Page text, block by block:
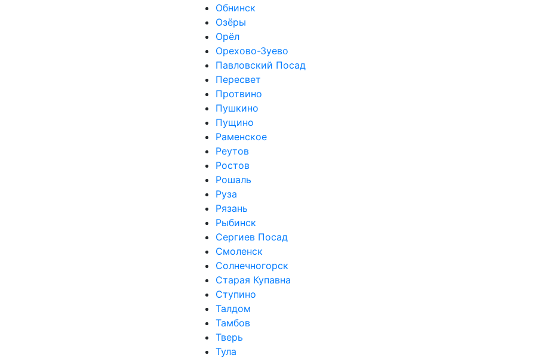
Обнинск
Озёры
Орёл
Орехово-Зуево
Павловский Посад
Пересвет
Протвино
Пушкино
Пущино
Раменское
Реутов
Ростов
Рошаль
Руза
Рязань
Рыбинск
Сергиев Посад
Смоленск
Солнечногорск
Старая Купавна
Ступино
Талдом
Тамбов
Тверь
Тула